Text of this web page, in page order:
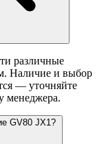
различные
Наличие и выбор
— уточняйте
менеджера.
GV80 JX1?